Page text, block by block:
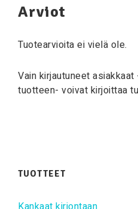
Arviot
Tuotearvioita ei vielä ole.
Vain kirjautuneet
tuotteen- voivat kirjoittaa
TUOTTEET